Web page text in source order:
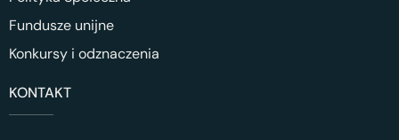
Fundusze unijne
Konkursy i odznaczenia
KONTAKT